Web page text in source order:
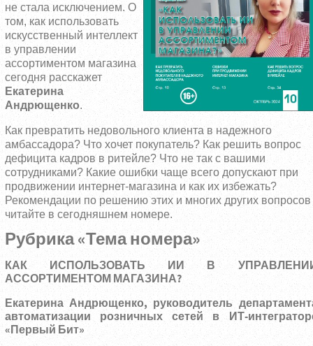
не стала исключением. О
том, как использовать
искусственный интеллект
в управлении
ассортиментом магазина
сегодня расскажет
Екатерина
Андрющенко.
Как превратить недовольного клиента в надежного
амбассадора? Что хочет покупатель? Как решить вопрос
дефицита кадров в ритейле? Что не так с вашими
сотрудниками? Какие ошибки чаще всего допускают при
продвижении интернет-магазина и как их избежать?
Рекомендации по решению этих и многих других вопросов
читайте в сегодняшнем номере.
Рубрика «Тема номера»
КАК ИСПОЛЬЗОВАТЬ ИИ В
АССОРТИМЕНТОМ МАГАЗИНА?
Екатерина Андрющенко, руководитель
автоматизации розничных сетей в ИТ-
«Первый Бит»